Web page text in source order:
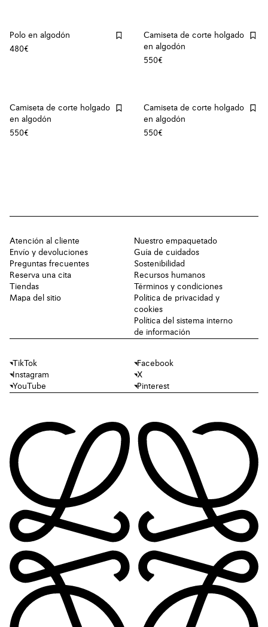
Polo en algodón
480€
Camiseta de corte holgado
en algodón
550€
Camiseta de corte holgado
en algodón
550€
Camiseta de corte holgado
en algodón
550€
Atención al cliente
Envío y devoluciones
Preguntas frecuentes
Reserva una cita
Tiendas
Mapa del sitio
Nuestro empaquetado
Guía de cuidados
Sostenibilidad
Recursos humanos
Términos y condiciones
Política de privacidad y
cookies
Política del sistema interno
de información
TikTok
Facebook
Instagram
X
YouTube
Pinterest